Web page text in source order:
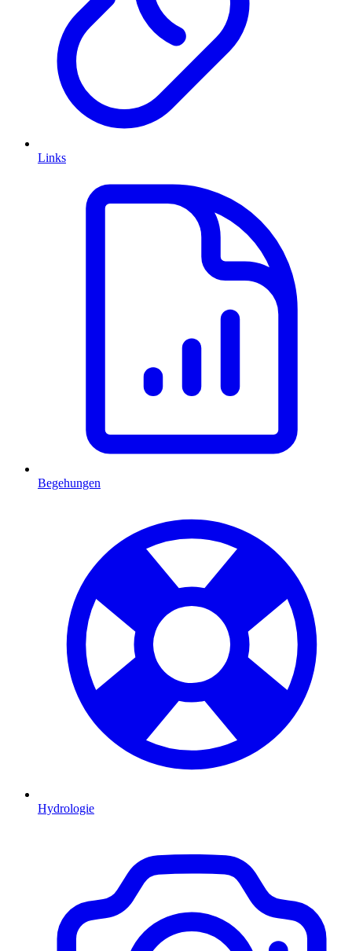
Links
Begehungen
Hydrologie